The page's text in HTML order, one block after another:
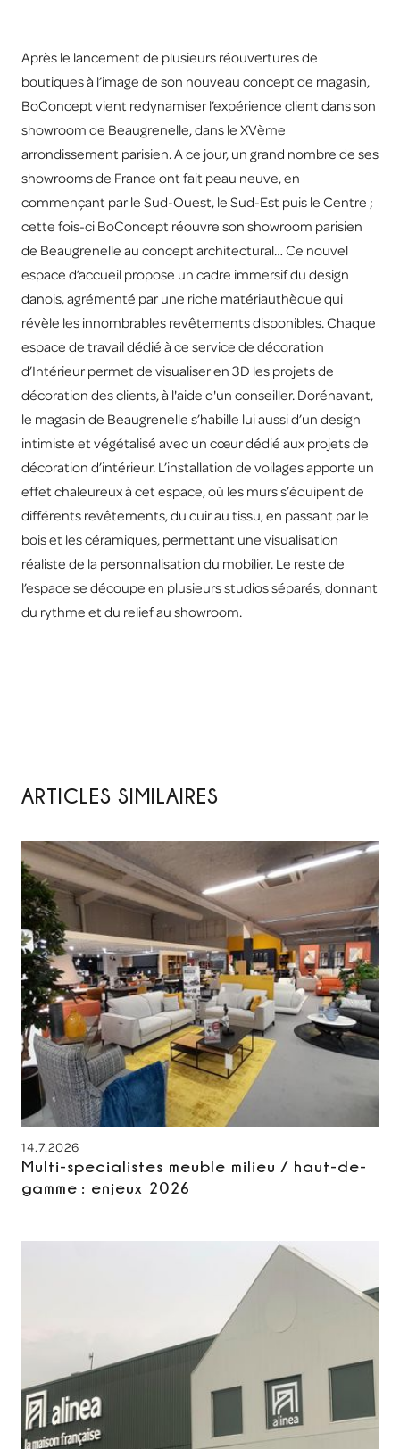
Après le lancement de plusieurs réouvertures de
boutiques à l’image de son nouveau concept de magasin,
BoConcept vient redynamiser l’expérience client dans son
showroom de Beaugrenelle, dans le XVème
arrondissement parisien. A ce jour, un grand nombre de ses
showrooms de France ont fait peau neuve, en
commençant par le Sud-Ouest, le Sud-Est puis le Centre ;
cette fois-ci BoConcept réouvre son showroom parisien
de Beaugrenelle au concept architectural… Ce nouvel
espace d’accueil propose un cadre immersif du design
danois, agrémenté par une riche matériauthèque qui
révèle les innombrables revêtements disponibles. Chaque
espace de travail dédié à ce service de décoration
d’Intérieur permet de visualiser en 3D les projets de
décoration des clients, à l'aide d'un conseiller. Dorénavant,
le magasin de Beaugrenelle s’habille lui aussi d’un design
intimiste et végétalisé avec un cœur dédié aux projets de
décoration d’intérieur. L’installation de voilages apporte un
effet chaleureux à cet espace, où les murs s’équipent de
différents revêtements, du cuir au tissu, en passant par le
bois et les céramiques, permettant une visualisation
réaliste de la personnalisation du mobilier. Le reste de
l’espace se découpe en plusieurs studios séparés, donnant
du rythme et du relief au showroom.
ARTICLES SIMILAIRES
14.7.2026
Multi-specialistes meuble milieu / haut-de-
gamme : enjeux 2026